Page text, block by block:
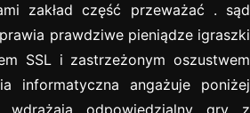
zakład część przeważać . sąd
prawdziwe pieniądze igraszki
SSL i zastrzeżonym oszustwem
informatyczna angażuje poniżej